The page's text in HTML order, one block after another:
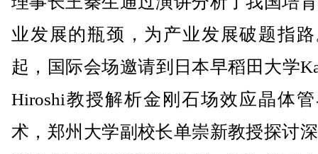
业发展的瓶颈，为产业发展破题指路
起，国际会场邀请到日本早稻田大学
Hiroshi教授解析金刚石场效应晶体
术，郑州大学副校长单崇新教授探讨